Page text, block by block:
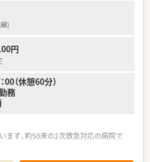
：30～9：30（月に1～2回程度）の勤務
できますので、土日休みや13時までの
聞かせください！
用してホテルやチケット購入などの優
能◎
宅医療と幅広く学べる環境があります。
)
円
（休憩60分）
務
ます、約50床の2次救急対応の病院で